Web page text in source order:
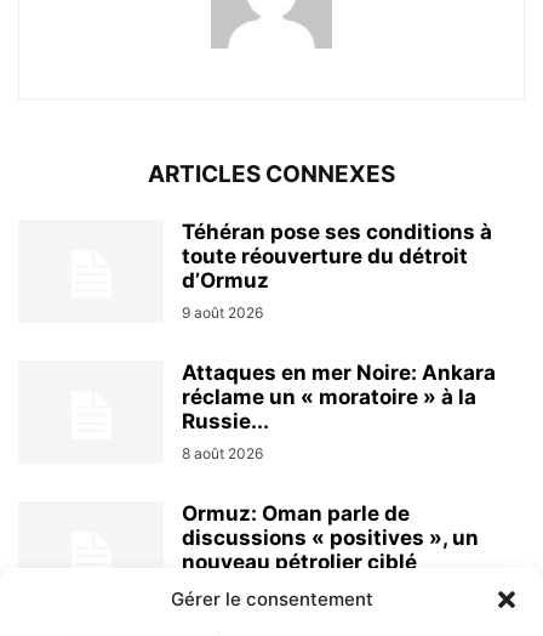
Gérer le consentement
ARTICLES CONNEXES
Téhéran pose ses conditions à
toute réouverture du détroit
d’Ormuz
9 août 2026
Attaques en mer Noire: Ankara
réclame un « moratoire » à la
Russie...
8 août 2026
Ormuz: Oman parle de
discussions « positives », un
nouveau pétrolier ciblé
8 août 2026